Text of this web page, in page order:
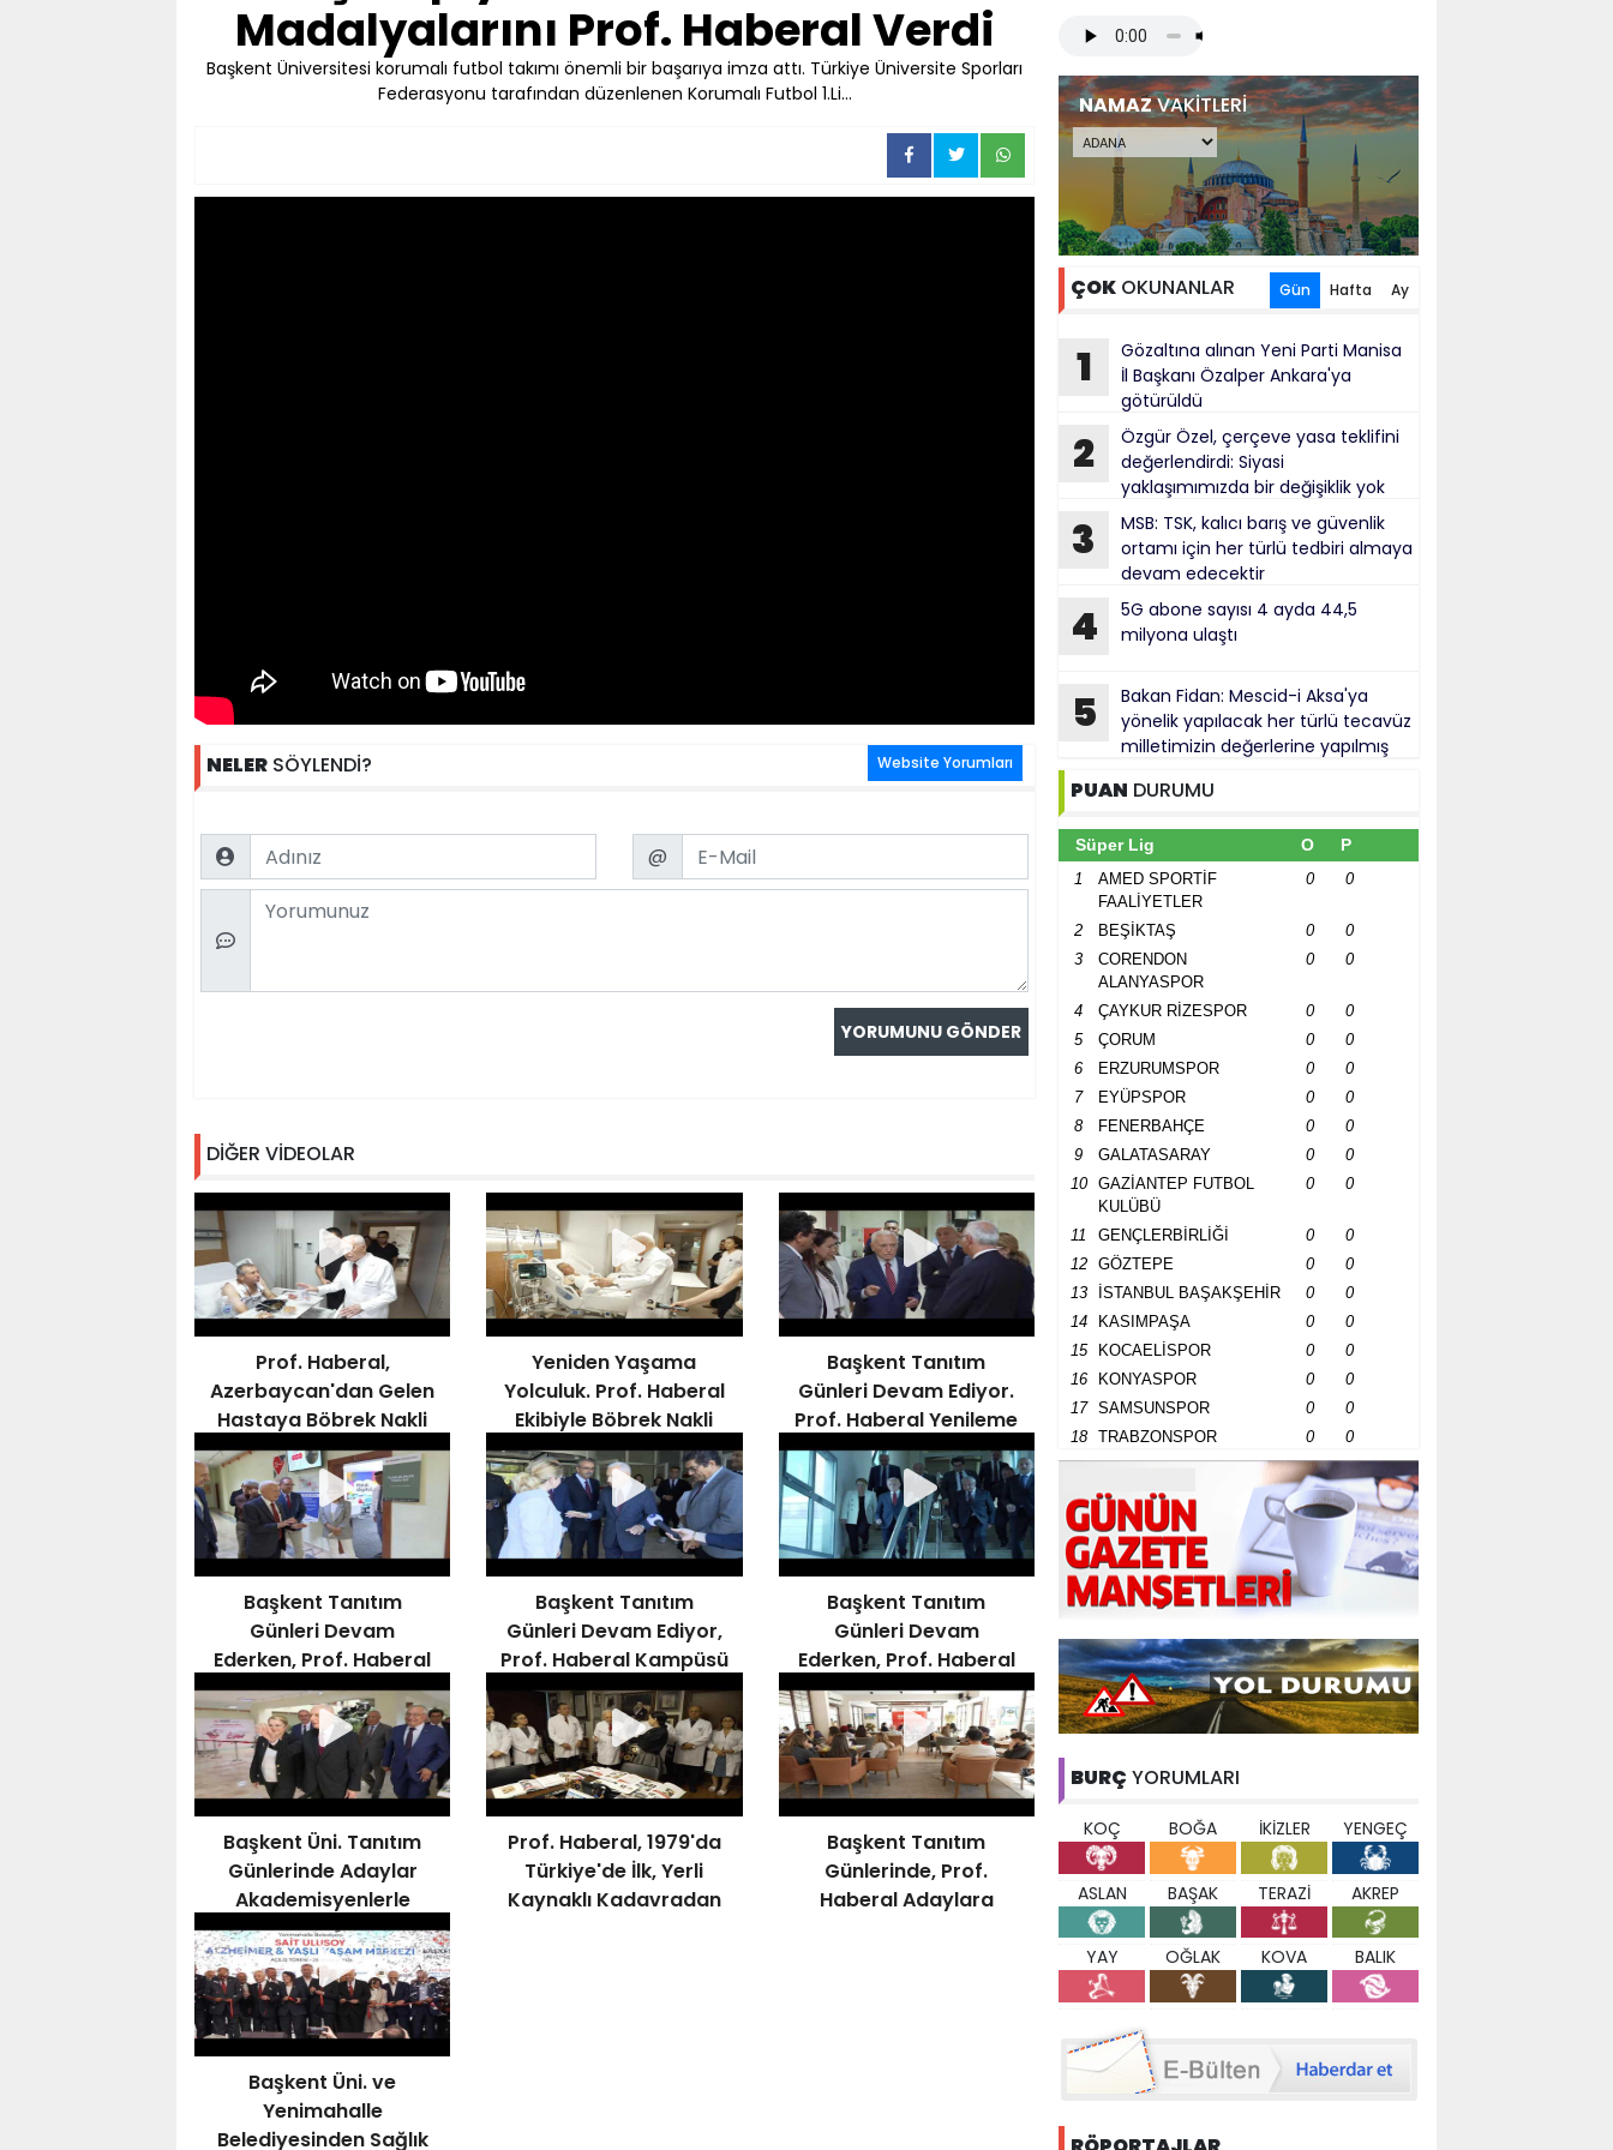
Madalyalarını Prof. Haberal Verdi
Başkent Üniversitesi korumalı futbol takımı önemli bir başarıya imza attı. Türkiye Üniversite Sporları
Federasyonu tarafından düzenlenen Korumalı Futbol 1.Li...
NELER SÖYLENDİ? Website Yorumları
Name Email
@
Comment
DİĞER VİDEOLAR
Prof. Haberal,
Azerbaycan'dan Gelen
Hastaya Böbrek Nakli
Gerçekleştirdi,
Kampüsü Ziyaret Etti
Yeniden Yaşama
Yolculuk. Prof. Haberal
Ekibiyle Böbrek Nakli
Gerçekleştirdi
Başkent Tanıtım
Günleri Devam Ediyor.
Prof. Haberal Yenileme
Çalışmalarını Denetledi
Başkent Tanıtım
Günleri Devam
Ederken, Prof. Haberal
Kampüste
İncelemelerde Bulundu
Başkent Tanıtım
Günleri Devam Ediyor,
Prof. Haberal Kampüsü
Ziyaret Etti
Başkent Tanıtım
Günleri Devam
Ederken, Prof. Haberal
Yenileme Çalışmalarını
Denetledi
Başkent Üni. Tanıtım
Günlerinde Adaylar
Akademisyenlerle
Buluşuyor
Prof. Haberal, 1979'da
Türkiye'de İlk, Yerli
Kaynaklı Kadavradan
Başkent Tanıtım
Günlerinde, Prof.
Haberal Adaylara
Başkent Üni. ve
Yenimahalle
Belediyesinden Sağlık
NAMAZVAKİTLERİ
ÇOK OKUNANLAR Gün Hafta Ay
1
Gözaltına alınan Yeni Parti Manisa
İl Başkanı Özalper Ankara'ya
götürüldü
2
Özgür Özel, çerçeve yasa teklifini
değerlendirdi: Siyasi
yaklaşımımızda bir değişiklik yok
ancak usul ve üslup açısından yanlış
3
MSB: TSK, kalıcı barış ve güvenlik
ortamı için her türlü tedbiri almaya
devam edecektir
4
5G abone sayısı 4 ayda 44,5
milyona ulaştı
5
Bakan Fidan: Mescid-i Aksa'ya
yönelik yapılacak her türlü tecavüz
milletimizin değerlerine yapılmış
kabul ediliyor
PUAN DURUMU
Süper Lig O P
1
AMED SPORTİF
FAALİYETLER
0 0
2 BEŞİKTAŞ 0
0
3
CORENDON
ALANYASPOR
0 0
4 ÇAYKUR RİZESPOR 0
0
5
ÇORUM 0
0
6
ERZURUMSPOR 0
0
7
EYÜPSPOR 0
0
8
FENERBAHÇE 0
0
9
GALATASARAY 0
0
10
GAZİANTEP FUTBOL
KULÜBÜ
0 0
11 GENÇLERBİRLİĞİ 0
0
12
GÖZTEPE 0
0
13
İSTANBUL BAŞAKŞEHİR 0
0
14
KASIMPAŞA 0
0
15
KOCAELİSPOR 0
0
16
KONYASPOR 0
0
17
SAMSUNSPOR 0
0
18
TRABZONSPOR 0 0
BURÇ YORUMLARI
KOÇ BOĞA İKİZLER YENGEÇ
ASLAN BAŞAK TERAZİ AKREP
YAY OĞLAK KOVA BALIK